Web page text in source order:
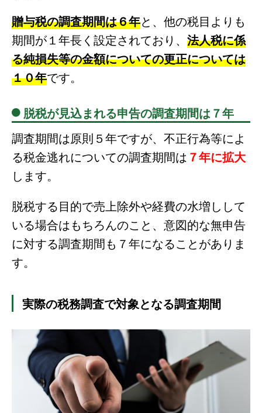
贈与税の調査期間は６年と、他の税目よりも
期間が１年長く設定されており、 法人税に係
る純損失等の金額についての更正については
１０年です。
脱税が見込まれる申告の調査期間は７年
調査期間は原則５年ですが、不正行為等によ
る税金逃れについての調査期間は ７年に拡大
します。
脱税する目的で売上除外や経費の水増しして
いる場合はもちろんのこと、意図的な無申告
に対する調査期間も７年になることがありま
す。
実際の税務調査で対象となる調査期間